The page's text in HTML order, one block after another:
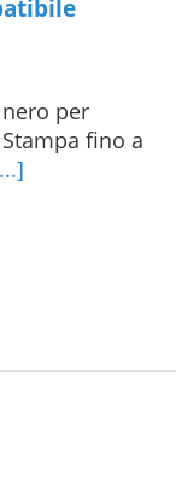
per
Stampa fino a